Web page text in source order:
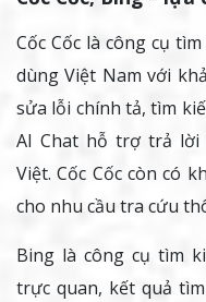
Cốc Cốc là công cụ
dùng Việt Nam với
sửa lỗi chính tả, tìm
AI Chat hỗ trợ trả lời
Việt. Cốc Cốc còn có
cho nhu cầu tra cứu
Bing là công cụ tìm
trực quan, kết quả